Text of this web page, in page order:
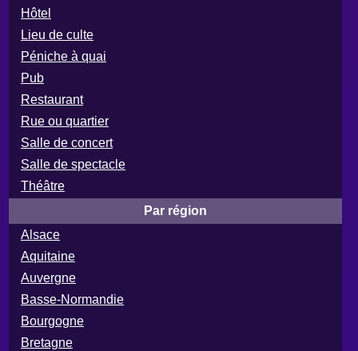
Hôtel
Lieu de culte
Péniche à quai
Pub
Restaurant
Rue ou quartier
Salle de concert
Salle de spectacle
Théâtre
Par région
Alsace
Aquitaine
Auvergne
Basse-Normandie
Bourgogne
Bretagne